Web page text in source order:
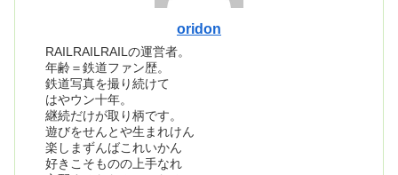
oridon
RAILRAILRAILの運営者。
年齢＝鉄道ファン歴。
鉄道写真を撮り続けて
はやウン十年。
継続だけが取り柄です。
遊びをせんとや生まれけん
楽しまずんばこれいかん
好きこそものの上手なれ